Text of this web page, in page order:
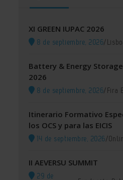
XI GREEN IUPAC 2026
8 de septiembre, 2026/
Battery & Energy
2026
8 de septiembre, 2026/Fira
Itinerario Formativo
los OCS y para las EICIS
14 de septiembre, 2026/
II AEVERSU SUMMIT
29 de